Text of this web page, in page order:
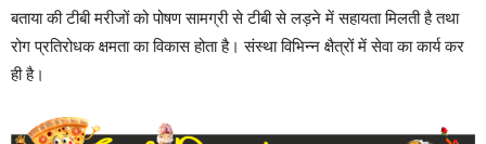
बताया की टीबी मरीजों को पोषण सामग्री से टीबी से लड़ने में सहायता मिलती है तथा
रोग प्रतिरोधक क्षमता का विकास होता है। संस्था विभिन्न क्षैत्रों में सेवा का कार्य कर
ही है।